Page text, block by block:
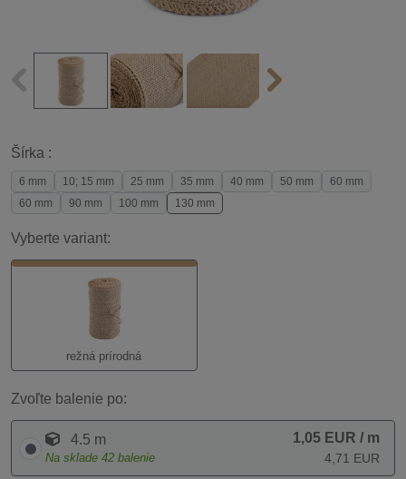
Šírka :
6 mm 10; 15 mm 25 mm 35 mm 40 mm 50 mm
60 mm
60 mm
90 mm 100 mm 130 mm
Vyberte variant:
režná prírodná
Zvoľte balenie po:
4.5 m
Na sklade 42 balenie
1,05 EUR / m
4,71 EUR